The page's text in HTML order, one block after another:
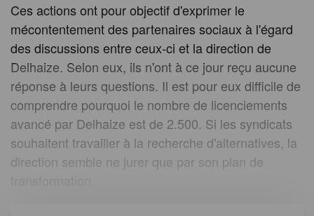
Ces actions ont pour objectif d'exprimer le
mécontentement des partenaires sociaux à l'égard
des discussions entre ceux-ci et la direction de
Delhaize. Selon eux, ils n'ont à ce jour reçu aucune
réponse à leurs questions. Il est pour eux difficile de
comprendre pourquoi le nombre de licenciements
avancé par Delhaize est de 2.500. Si les syndicats
souhaitent travailler à la recherche d'alternatives, la
direction semble ne jurer que par son plan de